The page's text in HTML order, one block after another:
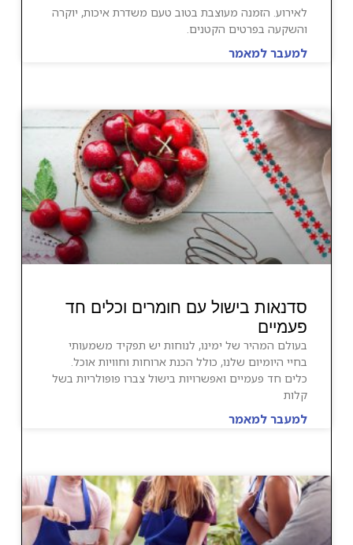
לאירוע. הזמנה מעוצבת בטוב טעם משדרת איכות, יוקרה
והשקעה בפרטים הקטנים.
למעבר למאמר
סדנאות בישול עם חומרים וכלים חד
פעמיים
בעולם המהיר של ימינו, לנוחות יש תפקיד משמעותי
בחיי היומיום שלנו, כולל הכנת ארוחות וחוויות אוכל.
כלים חד פעמיים ואפשרויות בישול צברו פופולריות בשל
קלות
למעבר למאמר